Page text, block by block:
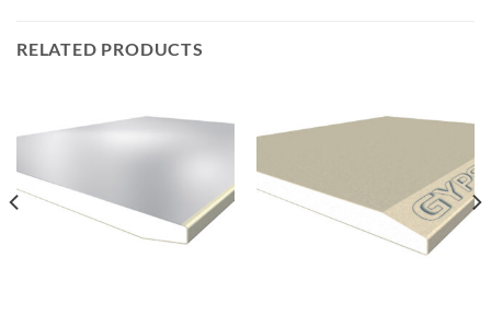
RELATED PRODUCTS